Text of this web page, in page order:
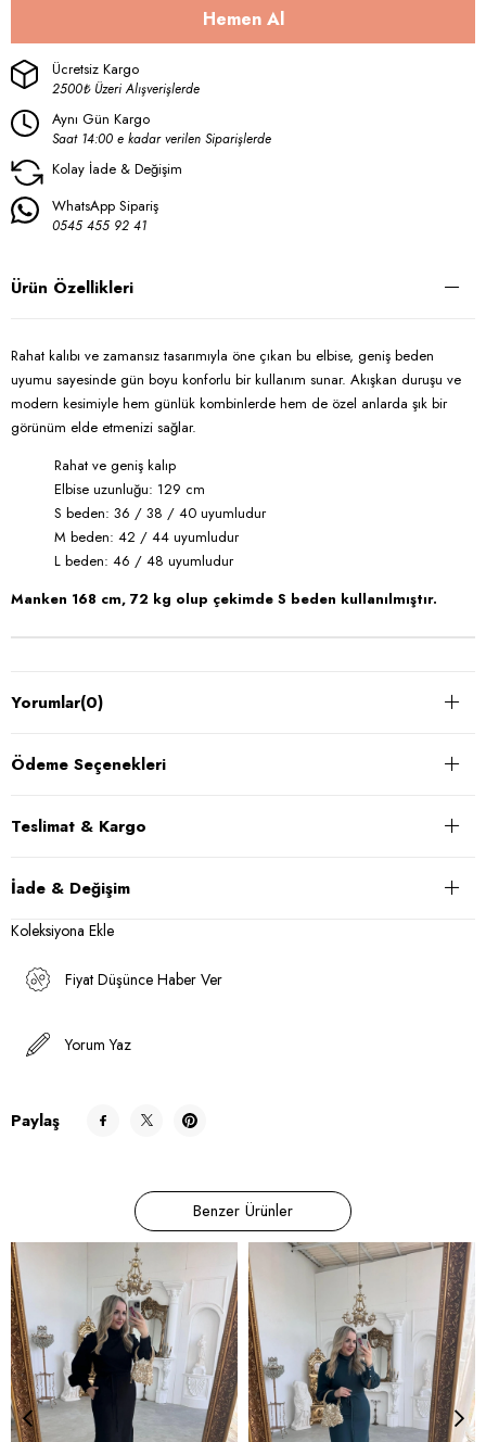
Ücretsiz Kargo
2500₺ Üzeri Alışverişlerde
Aynı Gün Kargo
Saat 14:00 e kadar verilen Siparişlerde
Kolay İade & Değişim
WhatsApp Sipariş
0545 455 92 41
Ürün Özellikleri
Rahat kalıbı ve zamansız tasarımıyla öne çıkan bu elbise, geniş beden
uyumu sayesinde gün boyu konforlu bir kullanım sunar. Akışkan duruşu ve
modern kesimiyle hem günlük kombinlerde hem de özel anlarda şık bir
görünüm elde etmenizi sağlar.
Rahat ve geniş kalıp
Elbise uzunluğu: 129 cm
S beden: 36 / 38 / 40 uyumludur
M beden: 42 / 44 uyumludur
L beden: 46 / 48 uyumludur
Manken 168 cm, 72 kg olup çekimde S beden kullanılmıştır.
Yorumlar(0)
Ödeme Seçenekleri
Teslimat & Kargo
İade & Değişim
Koleksiyona Ekle
Fiyat Düşünce Haber Ver
Yorum Yaz
Paylaş
Benzer Ürünler